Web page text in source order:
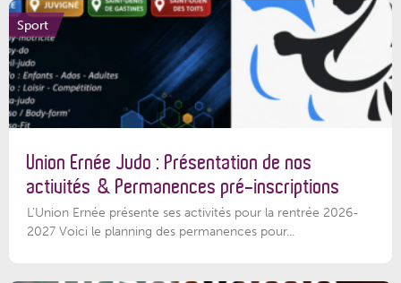
Sport
Union Ernée Judo : Présentation de nos
activités & Permanences pré-inscriptions
L'Union Ernée présente ses activités pour la rentrée 2026-
2027 Voici le planning des permanences pour...